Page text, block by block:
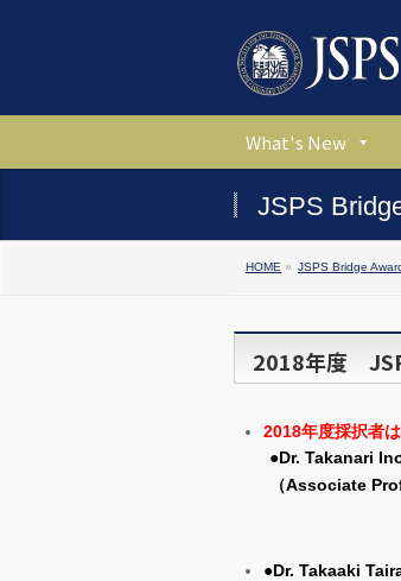
What's New
JSPS
HOME » JSPS Bridge
2018年度
2018年度採択者
●Dr. Takanari
（Associate
●Dr. Takaaki